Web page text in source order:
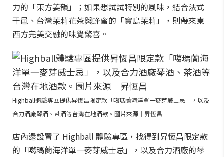
力的「東方姜韻」；如果想試試特別的風味，結合法式
干邑、台灣茉莉花茶與蜂蜜的「寶島茉莉」，則帶來東
西方完美交融的味覺驚喜。
Highball體驗專區提供昇恆昌限定款「噶瑪蘭海洋單一麥芽威士忌」，以及
合力酒廠琴酒、茶酒等台灣在地酒款。圖片來源｜昇恆昌
店內還設置了 Highball 體驗專區，找得到昇恆昌限定款
的「噶瑪蘭海洋單一麥芽威士忌」，以及合力酒廠的琴